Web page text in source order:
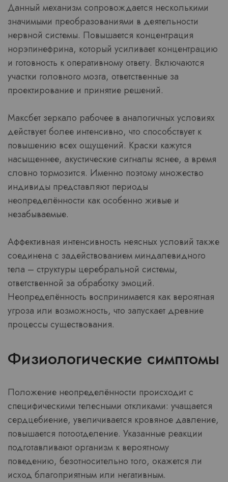
Данный механизм сопровождается несколькими
значимыми преобразованиями в деятельности
нервной системы. Повышается концентрация
норэпинефрина, который усиливает концентрацию
и готовность к оперативному ответу. Включаются
участки головного мозга, ответственные за
проектирование и принятие решений.
Максбет зеркало рабочее в аналогичных условиях
действует более интенсивно, что способствует к
повышению всех ощущений. Краски кажутся
насыщеннее, акустические сигналы яснее, а время
словно тормозится. Именно поэтому множество
индивиды представляют периоды
неопределённости как особенно живые и
незабываемые.
Аффективная интенсивность неясных условий также
соединена с задействованием миндалевидного
тела – структуры церебральной системы,
ответственной за обработку эмоций.
Неопределённость воспринимается как вероятная
угроза или возможность, что запускает древние
процессы существования.
Физиологические симптомы
Положение неопределённости происходит с
специфическими телесными откликами: учащается
сердцебиение, увеличивается кровяное давление,
повышается потоотделение. Указанные реакции
подготавливают организм к вероятному
поведению, безотносительно того, окажется ли
исход благоприятным или негативным.